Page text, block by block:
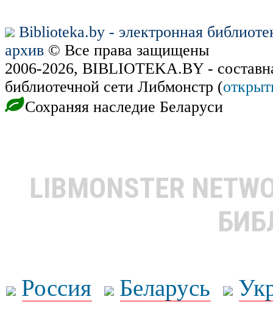
Biblioteka.by - электронная
архив © Все права защищены
2006-2026, BIBLIOTEKA.BY -
библиотечной сети Либмонстр (
Сохраняя наследие Беларуси
LIBMONSTER
Россия Беларусь